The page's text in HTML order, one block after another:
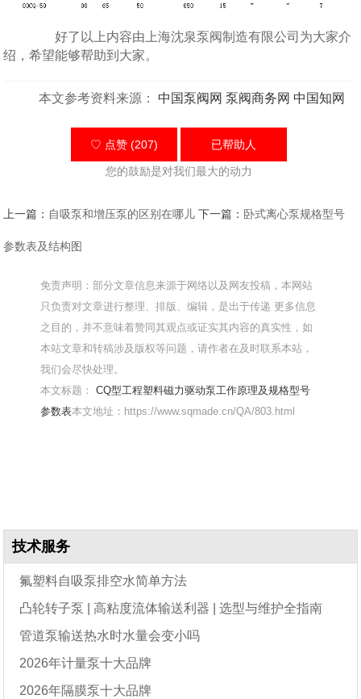
好了以上内容由上海沈泉泵阀制造有限公司为大家介
绍，希望能够帮助到大家。
本文参考资料来源： 中国泵阀网 泵阀商务网 中国知网
♡ 点赞 (207) 已帮助 人
您的鼓励是对我们最大的动力
上一篇： 自吸泵和增压泵的区别在哪儿 下一篇： 卧式离心泵规格型号
参数表及结构图
免责声明：部分文章信息来源于网络以及网友投稿，本网站
只负责对文章进行整理、排版、编辑，是出于传递 更多信息
之目的，并不意味着赞同其观点或证实其内容的真实性，如
本站文章和转稿涉及版权等问题，请作者在及时联系本站，
我们会尽快处理。
本文标题：CQ型工程塑料磁力驱动泵工作原理及规格型号
参数表本文地址：https://www.sqmade.cn/QA/803.html
技术服务
氟塑料自吸泵排空水简单方法
凸轮转子泵 | 高粘度流体输送利器 | 选型与维护全指南
管道泵输送热水时水量会变小吗
2026年计量泵十大品牌
2026年隔膜泵十大品牌